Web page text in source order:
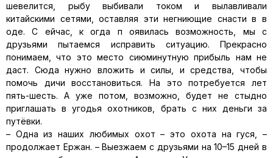
шевелится, рыбу выбивали током и вылавливали
китайскими сетями, оставляя эти негниющие снасти в в
оде. С ейчас, к огда п оявилась возможность, мы с
друзьями пытаемся исправить ситуацию. Прекрасно
понимаем, что это место сиюминутную прибыль нам не
даст. Сюда нужно вложить и силы, и средства, чтобы
помочь дичи восстановиться. На это потребуется лет
пять-шесть. А уже потом, возможно, будет не стыдно
приглашать в угодья охотников, брать с них деньги за
путёвки.
– Одна из наших любимых охот – это охота на гуся, –
продолжает Ержан. – Выезжаем с друзьями на 10–15 дней в